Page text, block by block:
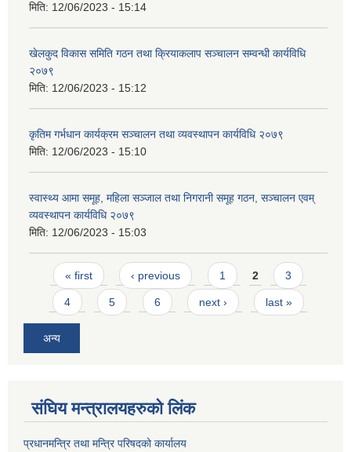
मिति: 12/06/2023 - 15:14
खेलकुद विकास समिति गठन तथा क्रियाकलाप सञ्चालन सम्वन्धी कार्यविधि
२०७९
मिति: 12/06/2023 - 15:12
कृतिम गर्भधान कार्यक्रम सञ्चालन तथा व्यवस्थापन कार्यविधि २०७९
मिति: 12/06/2023 - 15:10
स्वास्थ्य आमा समूह, महिला सञ्जाल तथा निगरानी समूह गठन, सञ्चालन एवम्
व्यवस्थापन कार्यविधि २०७९
मिति: 12/06/2023 - 15:03
Pages
« first ‹ previous 1 2 3
4 5 6 next › last »
अन्य
संघिय मन्त्र‍ालयहरुको लिंक
प्रधानमन्त्रि तथा मन्त्रि परिषदको कार्यालय